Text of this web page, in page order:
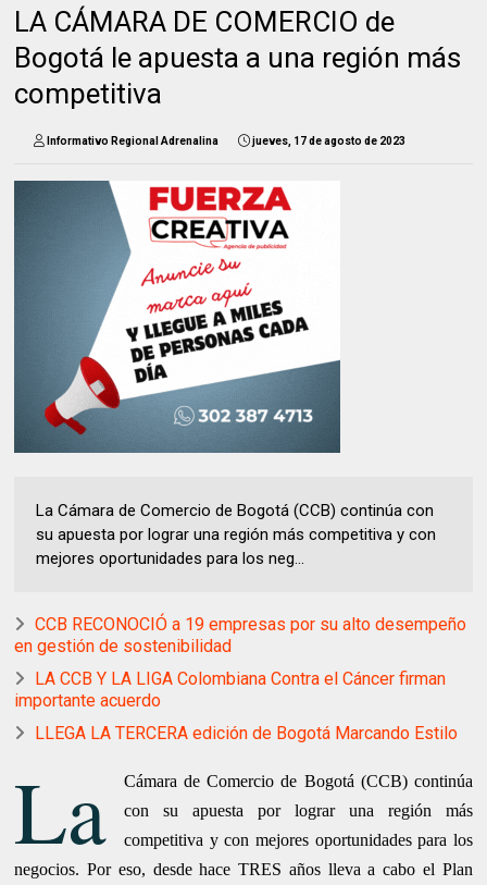
LA CÁMARA DE COMERCIO de
Bogotá le apuesta a una región más
competitiva
Informativo Regional Adrenalina jueves, 17 de agosto de 2023
La Cámara de Comercio de Bogotá (CCB) continúa con
su apuesta por lograr una región más competitiva y con
mejores oportunidades para los neg...
CCB RECONOCIÓ a 19 empresas por su alto desempeño
en gestión de sostenibilidad
LA CCB Y LA LIGA Colombiana Contra el Cáncer firman
importante acuerdo
LLEGA LA TERCERA edición de Bogotá Marcando Estilo
La
Cámara de Comercio de Bogotá (CCB) continúa
con su apuesta por lograr una región más
competitiva y con mejores oportunidades para los
negocios. Por eso, desde hace TRES años lleva a cabo el Plan